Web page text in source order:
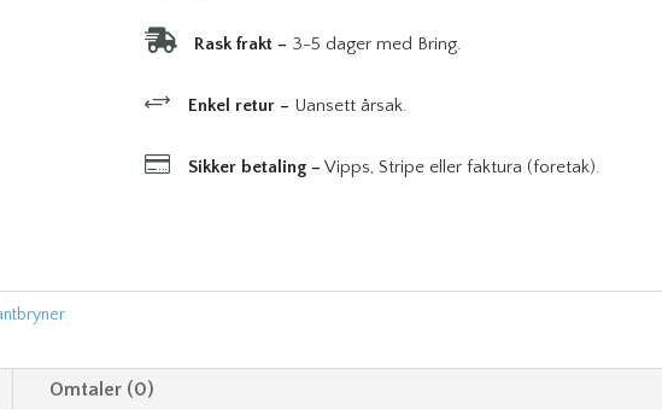
Egg
 Rask frakt – 3-5 dager med Bring.
+ Enkel retur – Uansett årsak.
 Sikker betaling – Vipps, Stripe eller faktura (foretak).
Omtaler (0)